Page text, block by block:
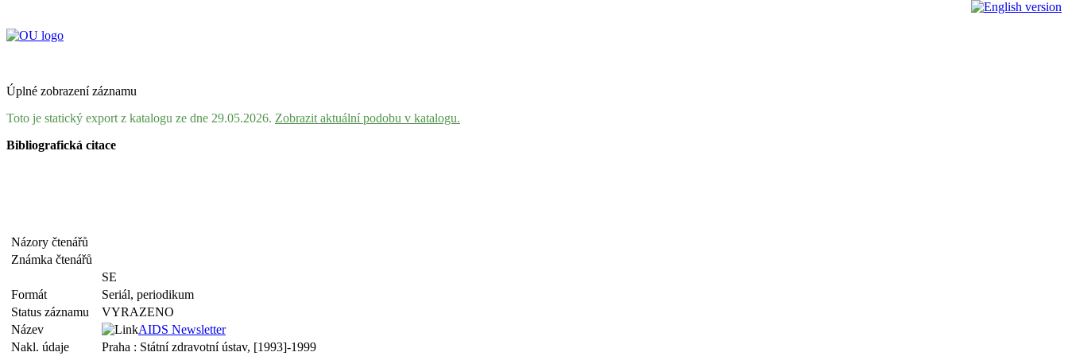
Úplné zobrazení záznamu
Toto je statický export z katalogu ze dne 29.05.2026. Zobrazit aktuální podobu v katalogu.
Bibliografická citace
Názory čtenářů
Známka čtenářů
SE
Formát
Seriál, periodikum
Status záznamu
VYRAZENO
Název
AIDS Newsletter
Nakl. údaje
Praha : Státní zdravotní ústav, [1993]-1999